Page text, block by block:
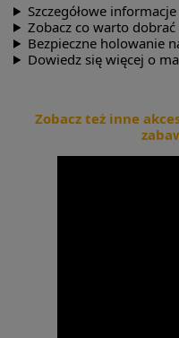
Szczegółowe
Zobacz co warto dobrać
Bezpieczne holowanie
Dowiedz się więcej o
Zobacz też inne